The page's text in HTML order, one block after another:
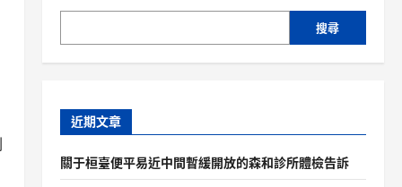
搜尋
近期文章
關于桓臺便平易近中間暫緩開放的森和診所體檢告訴